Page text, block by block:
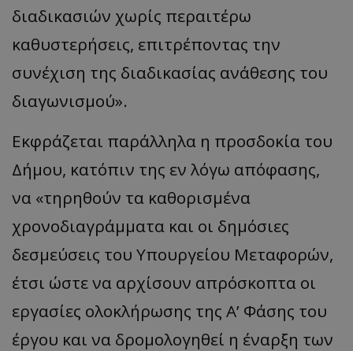
διαδικασιών χωρίς περαιτέρω
καθυστερήσεις, επιτρέποντας την
συνέχιση της διαδικασίας ανάθεσης του
διαγωνισμού».
Εκφράζεται παράλληλα η προσδοκία του
Δήμου, κατόπιν της εν λόγω απόφασης,
να «τηρηθούν τα καθορισμένα
χρονοδιαγράμματα και οι δημόσιες
δεσμεύσεις του Υπουργείου Μεταφορών,
έτσι ώστε να αρχίσουν απρόσκοπτα οι
εργασίες ολοκλήρωσης της Α’ Φάσης του
έργου και να δρομολογηθεί η έναρξη των